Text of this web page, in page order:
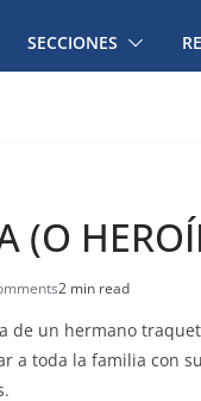
SECCIONES
(O
2 min read
de un hermano
a toda la familia con